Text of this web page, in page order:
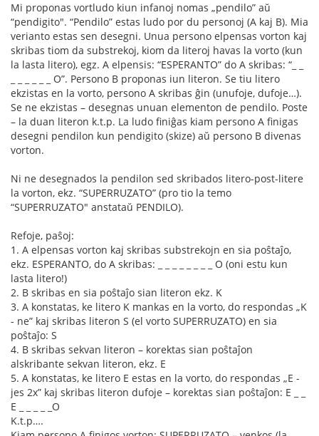
Mi proponas vortludo kiun infanoj nomas „pendilo” aŭ
“pendigito". “Pendilo” estas ludo por du personoj (A kaj B). Mia
verianto estas sen desegni. Unua persono elpensas vorton kaj
skribas tiom da substrekoj, kiom da literoj havas la vorto (kun
la lasta litero), egz. A elpensis: “ESPERANTO” do A skribas: “_ _
_ _ _ _ _ _ O”. Persono B proponas iun literon. Se tiu litero
ekzistas en la vorto, persono A skribas ĝin (unufoje, dufoje…).
Se ne ekzistas – desegnas unuan elementon de pendilo. Poste
– la duan literon k.t.p. La ludo finiĝas kiam persono A finigas
desegni pendilon kun pendigito (skize) aŭ persono B divenas
vorton.
Ni ne desegnados la pendilon sed skribados litero-post-litere
la vorton, ekz. “SUPERRUZATO” (pro tio la temo
“SUPERRUZATO" anstataŭ PENDILO).
Refoje, paŝoj:
1. A elpensas vorton kaj skribas substrekojn en sia poŝtaĵo,
ekz. ESPERANTO, do A skribas: _ _ _ _ _ _ _ _ O (oni estu kun
lasta litero!)
2. B skribas en sia poŝtaĵo sian literon ekz. K
3. A konstatas, ke litero K mankas en la vorto, do respondas „K
- ne” kaj skribas literon S (el vorto SUPERRUZATO) en sia
poŝtaĵo: S
4. B skribas sekvan literon – korektas sian poŝtaĵon
alskribante sekvan literon, ekz. E
5. A konstatas, ke litero E estas en la vorto, do respondas „E -
jes 2x” kaj skribas literon dufoje – korektas sian poŝtaĵon: E _ _
E _ _ _ _ _O
K.t.p….